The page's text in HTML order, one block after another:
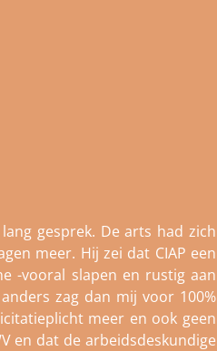
gesprek. De arts had zich
meer. Hij zei dat CIAP een
-vooral slapen en rustig aan
zag dan mij voor 100%
meer en ook geen
en dat de arbeidsdeskundige